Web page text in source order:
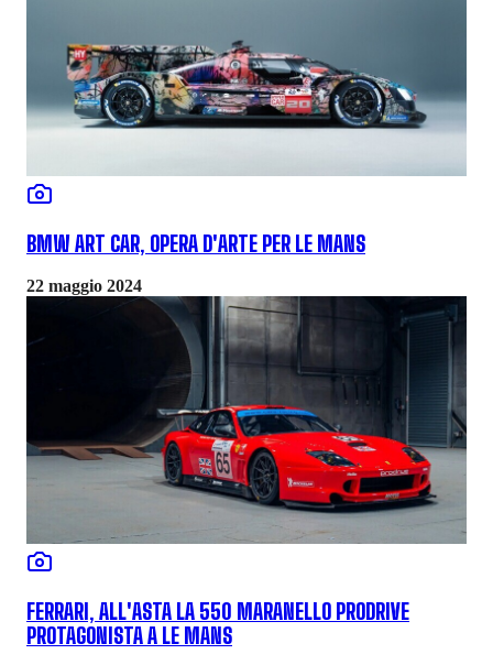
BMW ART CAR, OPERA D'ARTE PER LE MANS
22 maggio 2024
FERRARI, ALL'ASTA LA 550 MARANELLO PRODRIVE
PROTAGONISTA A LE MANS